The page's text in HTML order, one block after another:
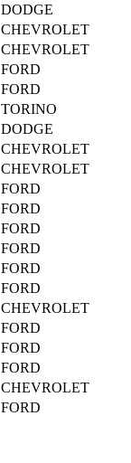
DODGE
CHEVROLET
CHEVROLET
FORD
FORD
TORINO
DODGE
CHEVROLET
CHEVROLET
FORD
FORD
FORD
FORD
FORD
FORD
CHEVROLET
FORD
FORD
FORD
CHEVROLET
FORD